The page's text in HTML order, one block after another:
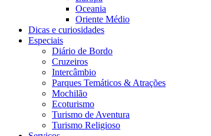
Oceania
Oriente Médio
Dicas e curiosidades
Especiais
Diário de Bordo
Cruzeiros
Intercâmbio
Parques Temáticos & Atrações
Mochilão
Ecoturismo
Turismo de Aventura
Turismo Religioso